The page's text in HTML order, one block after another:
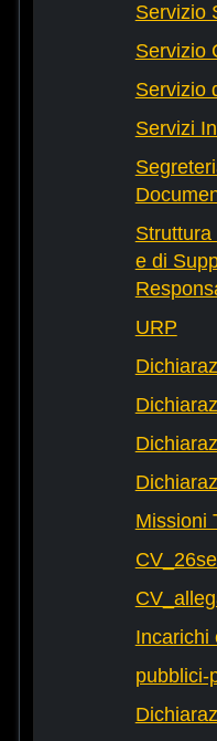
Servizio
Servizio
Servizio
Servizi
e di
URP
Missioni
Incarichi
pubblici-